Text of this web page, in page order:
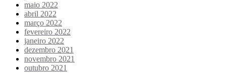
maio 2022
abril 2022
março 2022
fevereiro 2022
janeiro 2022
dezembro 2021
novembro 2021
outubro 2021